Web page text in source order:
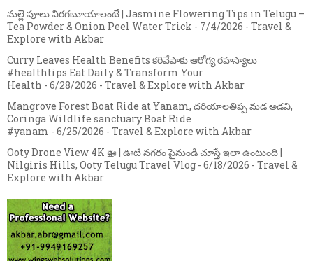
మల్లె పూలు విరగబూయాలంటే | Jasmine Flowering Tips in Telugu –
Tea Powder & Onion Peel Water Trick - 7/4/2026 - Travel &
Explore with Akbar
Curry Leaves Health Benefits కరివేపాకు ఆరోగ్య రహస్యాలు
#healthtips Eat Daily & Transform Your
Health - 6/28/2026 - Travel & Explore with Akbar
Mangrove Forest Boat Ride at Yanam, దరియాలతిప్ప మడ అడవి,
Coringa Wildlife sanctuary Boat Ride
#yanam - 6/25/2026 - Travel & Explore with Akbar
Ooty Drone View 4K 🚁 | ఊటీ నగరం పైనుండి చూస్తే ఇలా ఉంటుంది |
Nilgiris Hills, Ooty Telugu Travel Vlog - 6/18/2026 - Travel &
Explore with Akbar